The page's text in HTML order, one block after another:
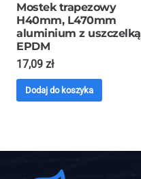
Mostek trapezowy
H40mm, L470mm
aluminium z uszczelką
EPDM
17,09 zł
Dodaj do koszyka